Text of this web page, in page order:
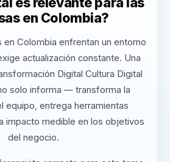
en Colombia?
en Colombia enfrentan un entorno
actualización constante. Una
Digital Cultura Digital
solo informa — transforma la
equipo, entrega herramientas
impacto medible en los objetivos
del negocio.